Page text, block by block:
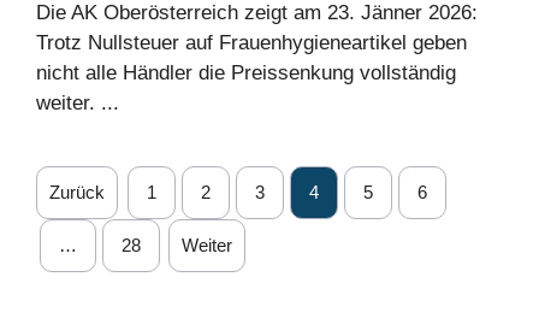
Die AK Oberösterreich zeigt am 23. Jänner 2026:
Trotz Nullsteuer auf Frauenhygieneartikel geben
nicht alle Händler die Preissenkung vollständig
weiter. ...
Zurück 1 2 3 4 5 6
… 28 Weiter